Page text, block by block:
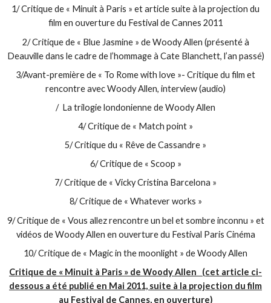
1/ Critique de « Minuit à Paris » et article suite à la projection du
film en ouverture du Festival de Cannes 2011
2/ Critique de « Blue Jasmine » de Woody Allen (présenté à
Deauville dans le cadre de l’hommage à Cate Blanchett, l’an passé)
3/Avant-première de « To Rome with love »- Critique du film et
rencontre avec Woody Allen, interview (audio)
/ La trilogie londonienne de Woody Allen
4/ Critique de « Match point »
5/ Critique du « Rêve de Cassandre »
6/ Critique de « Scoop »
7/ Critique de « Vicky Cristina Barcelona »
8/ Critique de « Whatever works »
9/ Critique de « Vous allez rencontre un bel et sombre inconnu » et
vidéos de Woody Allen en ouverture du Festival Paris Cinéma
10/ Critique de « Magic in the moonlight » de Woody Allen
Critique de « Minuit à Paris » de Woody Allen (cet article ci-
dessous a été publié en Mai 2011, suite à la projection du film
au Festival de Cannes, en ouverture)